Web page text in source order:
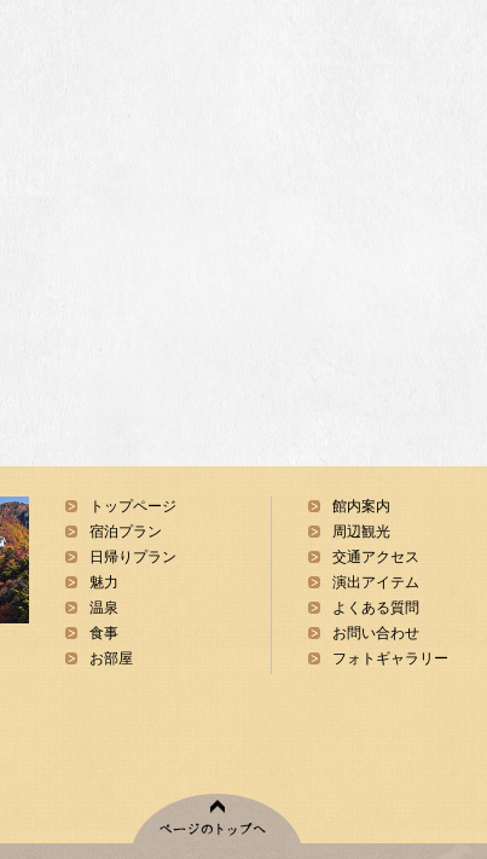
トップページ
宿泊プラン
日帰りプラン
魅力
温泉
食事
お部屋
館内案内
周辺観光
交通アクセス
演出アイテム
よくある質問
お問い合わせ
フォトギャラリー